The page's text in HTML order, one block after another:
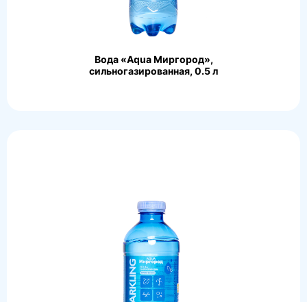
Вода «Aqua Миргород»,
сильногазированная, 0.5 л